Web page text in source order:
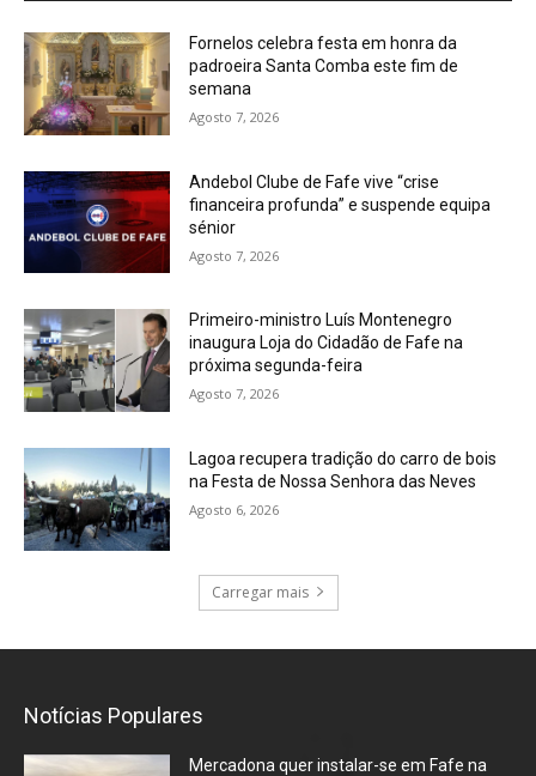
Fornelos celebra festa em honra da
padroeira Santa Comba este fim de
semana
Agosto 7, 2026
Andebol Clube de Fafe vive “crise
financeira profunda” e suspende equipa
sénior
Agosto 7, 2026
Primeiro-ministro Luís Montenegro
inaugura Loja do Cidadão de Fafe na
próxima segunda-feira
Agosto 7, 2026
Lagoa recupera tradição do carro de bois
na Festa de Nossa Senhora das Neves
Agosto 6, 2026
Carregar mais
Notícias Populares
Mercadona quer instalar-se em Fafe na